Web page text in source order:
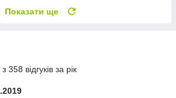
Показати ще
358 відгуків за рік